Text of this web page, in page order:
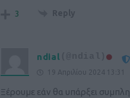
3 Reply
ndial (@ndial)
19 Απριλίου 2024 13:31
Ξέρουμε εάν θα υπάρξει